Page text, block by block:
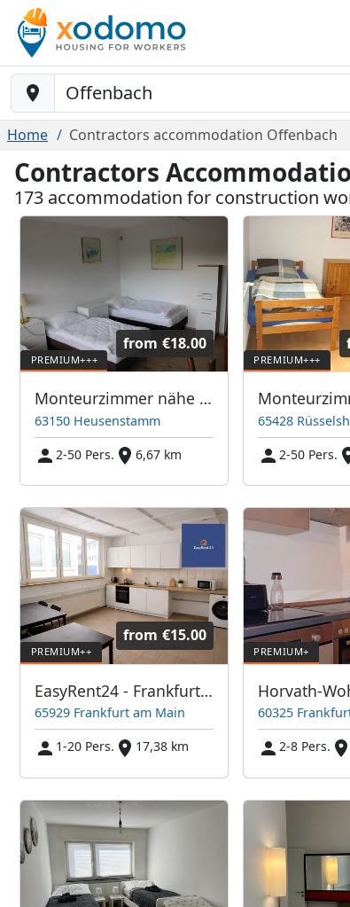
Baustelle-Location
Home Contractors accommodation Offenbach
Contractors
173 accommodation for construction
from €18.00
Monteurzimmer nähe Frankfurt
63150 Heusenstamm
2-50 Pers.
6,67 km
65428
2-50 Pers.
from €15.00
EasyRent24 - Frankfurt am Main
65929 Frankfurt am Main
1-20 Pers.
17,38 km
Horvath-
60325
2-8 Pers.